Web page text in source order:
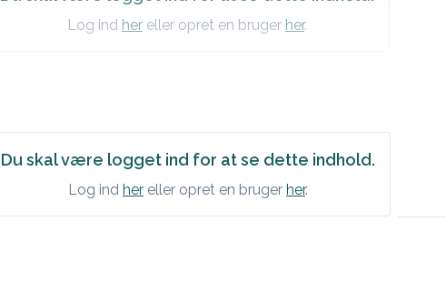
Log ind her eller opret en bruger her.
Du skal være logget ind for at se dette indhold.
Log ind her eller opret en bruger her.